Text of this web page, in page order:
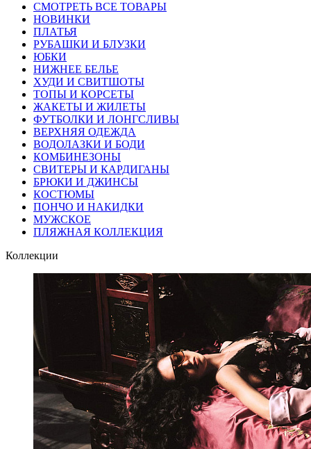
СМОТРЕТЬ ВСЕ ТОВАРЫ
НОВИНКИ
ПЛАТЬЯ
РУБАШКИ И БЛУЗКИ
ЮБКИ
НИЖНЕЕ БЕЛЬЕ
ХУДИ И СВИТШОТЫ
ТОПЫ И КОРСЕТЫ
ЖАКЕТЫ И ЖИЛЕТЫ
ФУТБОЛКИ И ЛОНГСЛИВЫ
ВЕРХНЯЯ ОДЕЖДА
ВОДОЛАЗКИ И БОДИ
КОМБИНЕЗОНЫ
СВИТЕРЫ И КАРДИГАНЫ
БРЮКИ И ДЖИНСЫ
КОСТЮМЫ
ПОНЧО И НАКИДКИ
МУЖСКОЕ
ПЛЯЖНАЯ КОЛЛЕКЦИЯ
Коллекции